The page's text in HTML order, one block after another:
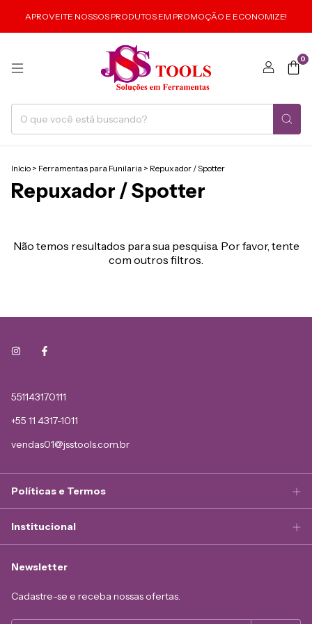
APROVEITE NOSSOS PRODUTOS EM PROMOÇÃO E ECONOMIZE!
0
Início > Ferramentas para Funilaria > Repuxador / Spotter
Repuxador / Spotter
Não temos resultados para sua pesquisa. Por favor, tente
com outros filtros.
551143170111
+55 11 4317-1011
vendas01@jsstools.com.br
Políticas e Termos
Institucional
Newsletter
Cadastre-se e receba nossas ofertas.